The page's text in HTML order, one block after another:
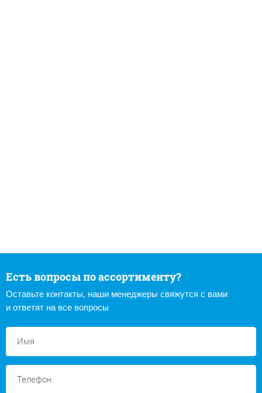
Есть вопросы по ассортименту?
Оставьте контакты, наши менеджеры свяжутся с вами
и ответят на все вопросы